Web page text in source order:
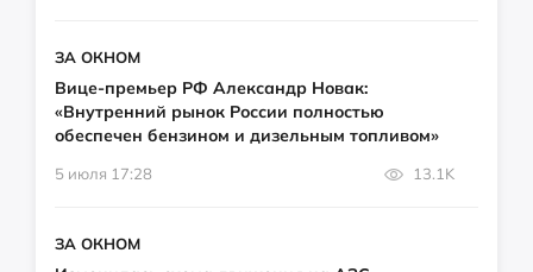
ЗА ОКНОМ
Вице-премьер РФ Александр Новак:
«Внутренний рынок России полностью
обеспечен бензином и дизельным топливом»
5 июля 17:28 13.1K
ЗА ОКНОМ